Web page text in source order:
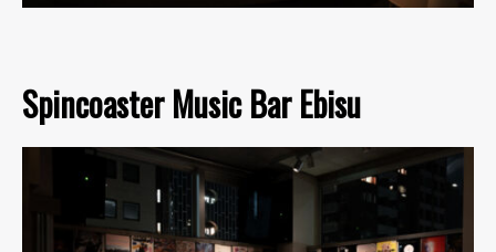
Spincoaster Music Bar Ebisu